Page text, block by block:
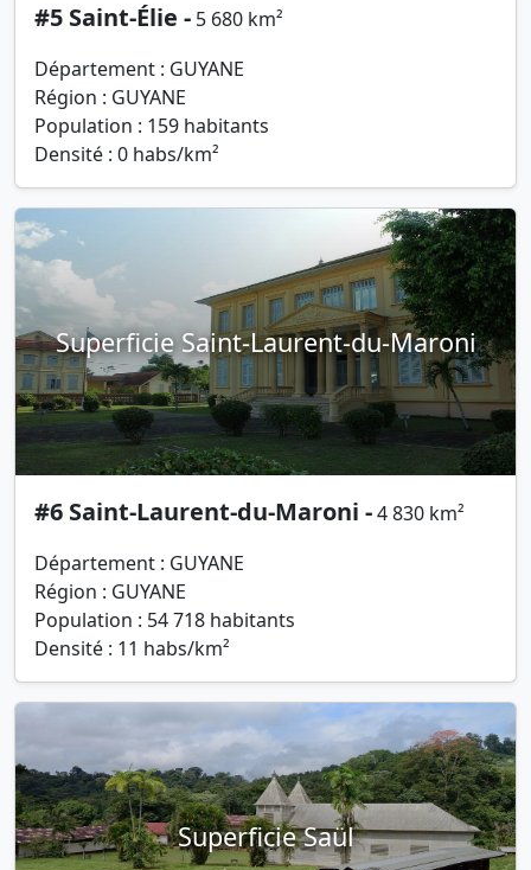
#5 Saint-Élie - 5 680 km²
Département : GUYANE
Région : GUYANE
Population : 159 habitants
Densité : 0 habs/km²
Superficie Saint-Laurent-du-Maroni
#6 Saint-Laurent-du-Maroni -4 830 km²
Département : GUYANE
Région : GUYANE
Population : 54 718 habitants
Densité : 11 habs/km²
Superficie Saül